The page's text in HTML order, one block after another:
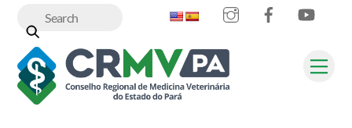
content
InstagramFacebook